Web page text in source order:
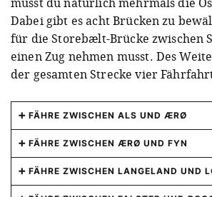
Dabei gibt es acht Brücken zu
für die Storebælt-Brücke zwischen
einen Zug nehmen musst. Des
der gesamten Strecke vier
FÄHRE ZWISCHEN ALS UND ÆRØ
Zwischen den Orten Fynshav auf
Ærø fährt dieÆrøfærgerne. Hier
aktuellenSommer- und den
gibt vier Fahrten pro Tag. Ein
FÄHRE ZWISCHEN ÆRØ UND FYN
DieÆrøfærgerne verbindet auf
Seite der Insel Ærø den Ort
FÄHRE ZWISCHEN LANGELAND UND
Eine Fähre der Firma